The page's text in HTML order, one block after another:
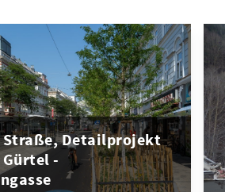
Detailprojekt
-